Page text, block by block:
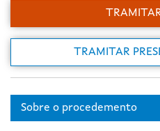
TRAMITAR